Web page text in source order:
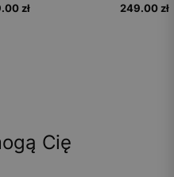
zł
249.00 zł
Cię